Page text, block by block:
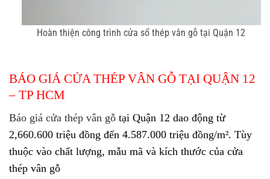
Hoàn thiện công trình cửa sổ thép vân gỗ tại Quận 12
BÁO GIÁ CỬA THÉP VÂN GỖ TẠI QUẬN 12
– TP HCM
Báo giá cửa thép vân gỗ tại Quận 12 dao động từ
2,660.600 triệu đồng đến 4.587.000 triệu đồng/m². Tùy
thuộc vào chất lượng, mẫu mã và kích thước của cửa
thép vân gỗ